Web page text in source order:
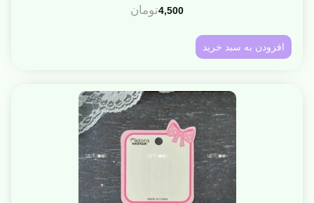
4,500تومان
افزودن به سبد خرید